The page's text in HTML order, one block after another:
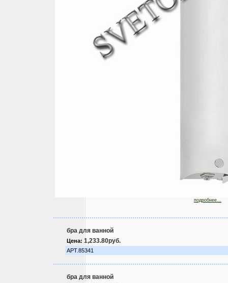
подробнее...
бра для ванной
Цена: 1,233.80руб.
АРТ.85341
бра для ванной